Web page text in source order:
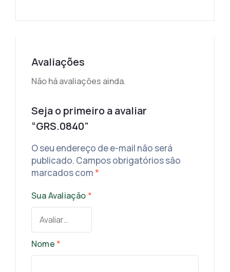
Avaliações
Não há avaliações ainda.
Seja o primeiro a avaliar
“GRS.0840”
O seu endereço de e-mail não será
publicado. Campos obrigatórios são
marcados com*
Sua Avaliação *
Nome *